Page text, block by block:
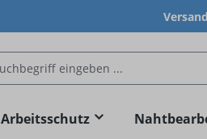
Arbeitsschutz